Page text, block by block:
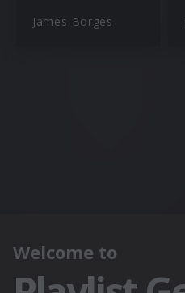
James Borges